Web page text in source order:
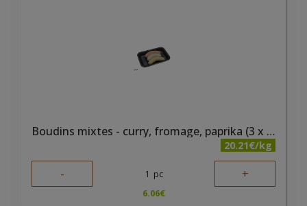
Boudins mixtes - curry, fromage, paprika (3 x 95 gr) bio PQA
20.21€/kg
- 1 pc +
6.06€